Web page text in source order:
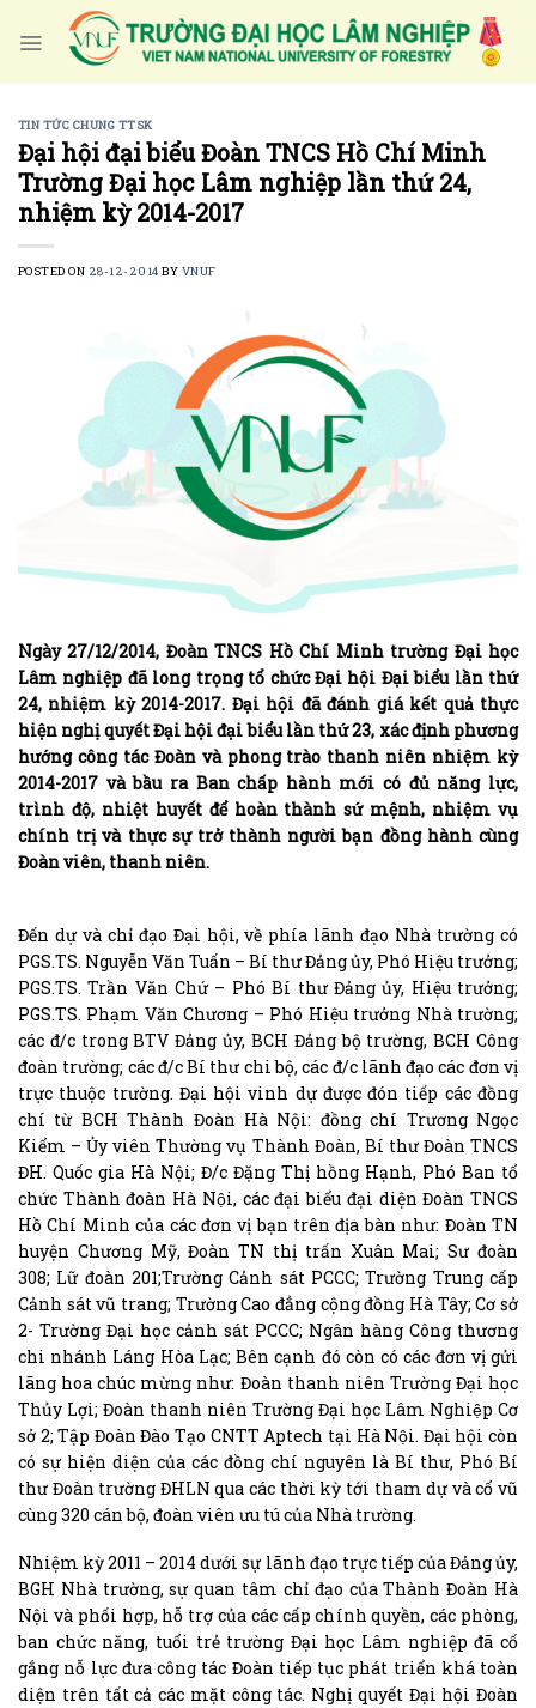
TIN TỨC CHUNG TTSK
Đại hội đại biểu Đoàn TNCS Hồ Chí Minh
Trường Đại học Lâm nghiệp lần thứ 24,
nhiệm kỳ 2014-2017
POSTED ON 28-12-2014 BY VNUF
Ngày 27/12/2014, Đoàn TNCS Hồ Chí Minh trường Đại học
Lâm nghiệp đã long trọng tổ chức Đại hội Đại biểu lần thứ
24, nhiệm kỳ 2014-2017. Đại hội đã đánh giá kết quả thực
hiện nghị quyết Đại hội đại biểu lần thứ 23, xác định phương
hướng công tác Đoàn và phong trào thanh niên nhiệm kỳ
2014-2017 và bầu ra Ban chấp hành mới có đủ năng lực,
trình độ, nhiệt huyết để hoàn thành sứ mệnh, nhiệm vụ
chính trị và thực sự trở thành người bạn đồng hành cùng
Đoàn viên, thanh niên.
Đến dự và chỉ đạo Đại hội, về phía lãnh đạo Nhà trường có
PGS.TS. Nguyễn Văn Tuấn – Bí thư Đảng ủy, Phó Hiệu trưởng;
PGS.TS. Trần Văn Chứ – Phó Bí thư Đảng ủy, Hiệu trưởng;
PGS.TS. Phạm Văn Chương – Phó Hiệu trưởng Nhà trường;
các đ/c trong BTV Đảng ủy, BCH Đảng bộ trường, BCH Công
đoàn trường; các đ/c Bí thư chi bộ, các đ/c lãnh đạo các đơn vị
trực thuộc trường. Đại hội vinh dự được đón tiếp các đồng
chí từ BCH Thành Đoàn Hà Nội: đồng chí Trương Ngọc
Kiểm – Ủy viên Thường vụ Thành Đoàn, Bí thư Đoàn TNCS
ĐH. Quốc gia Hà Nội; Đ/c Đặng Thị hồng Hạnh, Phó Ban tổ
chức Thành đoàn Hà Nội, các đại biểu đại diện Đoàn TNCS
Hồ Chí Minh của các đơn vị bạn trên địa bàn như: Đoàn TN
huyện Chương Mỹ, Đoàn TN thị trấn Xuân Mai; Sư đoàn
308; Lữ đoàn 201;Trường Cảnh sát PCCC; Trường Trung cấp
Cảnh sát vũ trang; Trường Cao đẳng cộng đồng Hà Tây; Cơ sở
2- Trường Đại học cảnh sát PCCC; Ngân hàng Công thương
chi nhánh Láng Hòa Lạc; Bên cạnh đó còn có các đơn vị gửi
lãng hoa chúc mừng như: Đoàn thanh niên Trường Đại học
Thủy Lợi; Đoàn thanh niên Trường Đại học Lâm Nghiệp Cơ
sở 2; Tập Đoàn Đào Tạo CNTT Aptech tại Hà Nội. Đại hội còn
có sự hiện diện của các đồng chí nguyên là Bí thư, Phó Bí
thư Đoàn trường ĐHLN qua các thời kỳ tới tham dự và cổ vũ
cùng 320 cán bộ, đoàn viên ưu tú của Nhà trường.
Nhiệm kỳ 2011 – 2014 dưới sự lãnh đạo trực tiếp của Đảng ủy,
BGH Nhà trường, sự quan tâm chỉ đạo của Thành Đoàn Hà
Nội và phối hợp, hỗ trợ của các cấp chính quyền, các phòng,
ban chức năng, tuổi trẻ trường Đại học Lâm nghiệp đã cố
gắng nỗ lực đưa công tác Đoàn tiếp tục phát triển khá toàn
diện trên tất cả các mặt công tác. Nghị quyết Đại hội Đoàn